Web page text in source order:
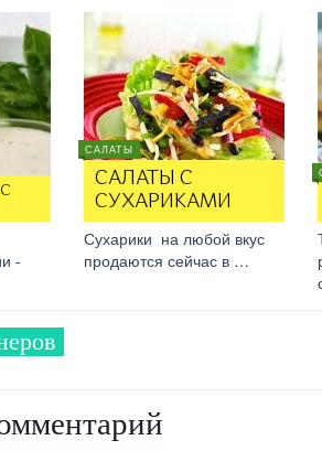
-
САЛАТЫ
САЛАТЫ С
СУХАРИКАМИ
Сухарики на любой вкус
продаются сейчас в …